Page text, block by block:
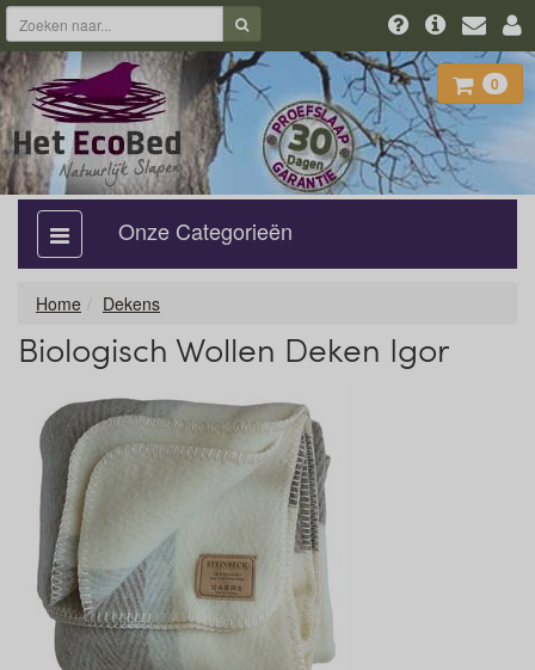
0
categorie
aan,
Onze Categorieën
Home Dekens
Biologisch Wollen Deken Igor